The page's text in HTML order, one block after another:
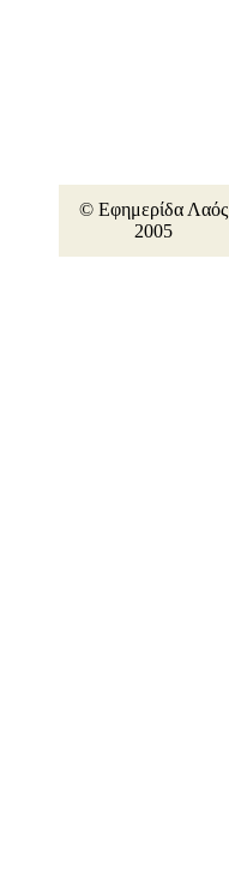
© Εφημερίδα Λαός
2005